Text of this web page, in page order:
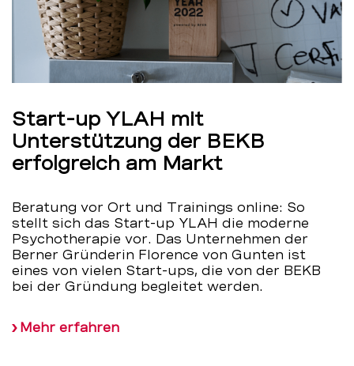
Start-up YLAH mit
Unterstützung der BEKB
erfolgreich am Markt
Beratung vor Ort und Trainings online: So
stellt sich das Start-up YLAH die moderne
Psychotherapie vor. Das Unternehmen der
Berner Gründerin Florence von Gunten ist
eines von vielen Start-ups, die von der BEKB
bei der Gründung begleitet werden.
Mehr erfahren